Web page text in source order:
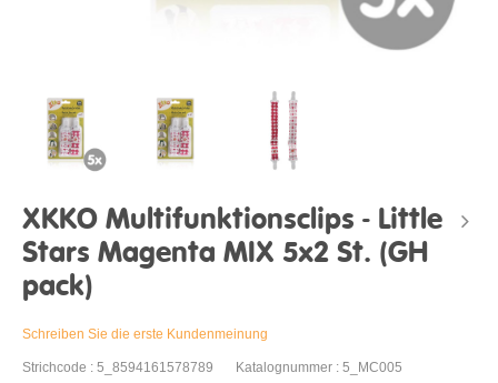
XKKO Multifunktionsclips - Little
Stars Magenta MIX 5x2 St. (GH
pack)
Schreiben Sie die erste Kundenmeinung
Strichcode : 5_8594161578789
Katalognummer : 5_MC005